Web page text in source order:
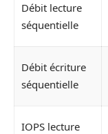
Débit lecture
séquentielle
Débit écriture
séquentielle
IOPS lecture